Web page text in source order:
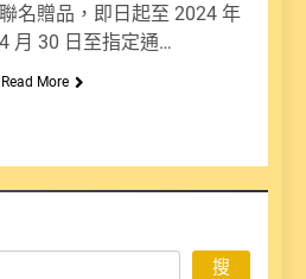
聯名贈品，即日起至 2024 年
4 月 30 日至指定通…
Read More
搜